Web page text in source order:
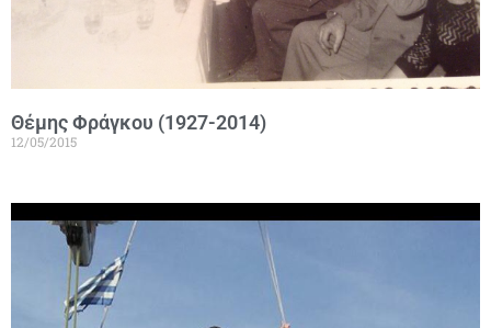
Θέμης Φράγκου (1927-2014)
12/05/2015